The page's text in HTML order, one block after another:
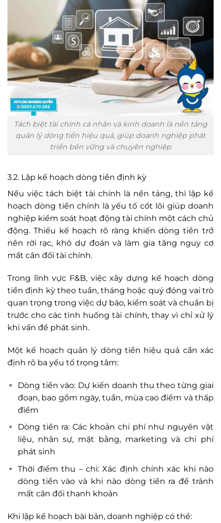
Tách biệt tài chính cá nhân và kinh doanh là nền tảng
quản lý dòng tiền hiệu quả, giúp doanh nghiệp phát
triển bền vững và chuyên nghiệp
3.2. Lập kế hoạch dòng tiền định kỳ
Nếu việc tách biệt tài chính là nền tảng, thì lập kế
hoạch dòng tiền chính là yếu tố cốt lõi giúp doanh
nghiệp kiểm soát hoạt động tài chính một cách chủ
động. Thiếu kế hoạch rõ ràng khiến dòng tiền trở
nên rời rạc, khó dự đoán và làm gia tăng nguy cơ
mất cân đối tài chính.
Trong lĩnh vực F&B, việc xây dựng kế hoạch dòng
tiền định kỳ theo tuần, tháng hoặc quý đóng vai trò
quan trọng trong việc dự báo, kiểm soát và chuẩn bị
trước cho các tình huống tài chính, thay vì chỉ xử lý
khi vấn đề phát sinh.
Một kế hoạch quản lý dòng tiền hiệu quả cần xác
định rõ ba yếu tố trọng tâm:
Dòng tiền vào: Dự kiến doanh thu theo từng giai
đoạn, bao gồm ngày, tuần, mùa cao điểm và thấp
điểm
Dòng tiền ra: Các khoản chi phí như nguyên vật
liệu, nhân sự, mặt bằng, marketing và chi phí
phát sinh
Thời điểm thu – chi: Xác định chính xác khi nào
dòng tiền vào và khi nào dòng tiền ra để tránh
mất cân đối thanh khoản
Khi lập kế hoạch bài bản, doanh nghiệp có thể: